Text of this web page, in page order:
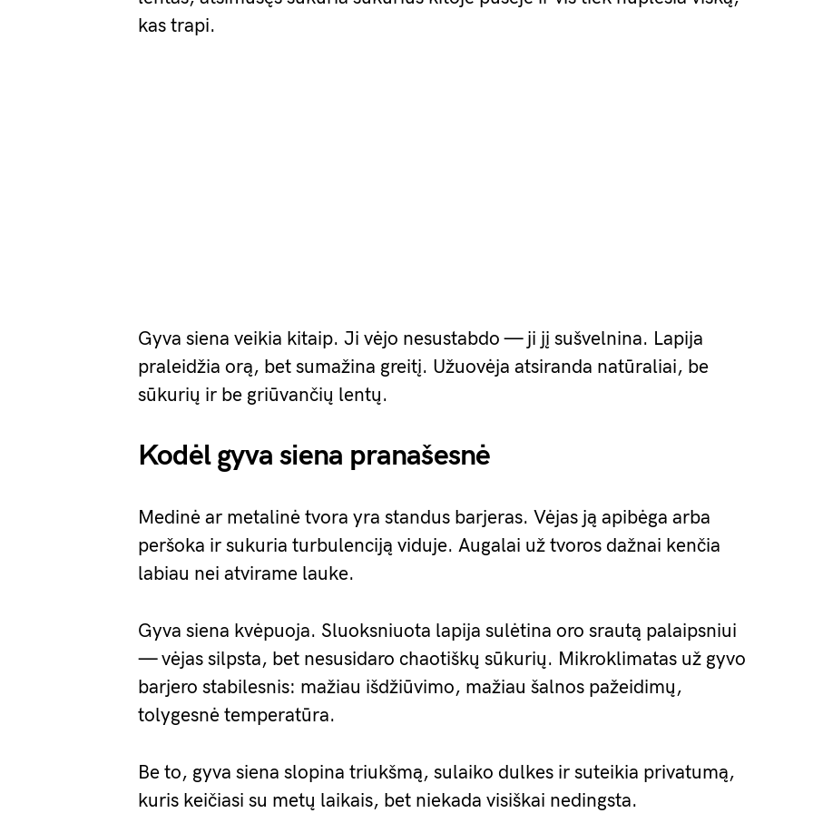
kas trapi.
Gyva siena veikia kitaip. Ji vėjo nesustabdo — ji jį sušvelnina. Lapija
praleidžia orą, bet sumažina greitį. Užuovėja atsiranda natūraliai, be
sūkurių ir be griūvančių lentų.
Kodėl gyva siena pranašesnė
Medinė ar metalinė tvora yra standus barjeras. Vėjas ją apibėga arba
peršoka ir sukuria turbulenciją viduje. Augalai už tvoros dažnai kenčia
labiau nei atvirame lauke.
Gyva siena kvėpuoja. Sluoksniuota lapija sulėtina oro srautą palaipsniui
— vėjas silpsta, bet nesusidaro chaotiškų sūkurių. Mikroklimatas už gyvo
barjero stabilesnis: mažiau išdžiūvimo, mažiau šalnos pažeidimų,
tolygesnė temperatūra.
Be to, gyva siena slopina triukšmą, sulaiko dulkes ir suteikia privatumą,
kuris keičiasi su metų laikais, bet niekada visiškai nedingsta.